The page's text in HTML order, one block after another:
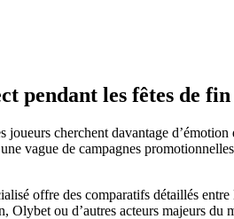
pendant les fêtes de fin
cherchent davantage
vague de campagnes
offre des comparatifs détaillés
Olybet ou d’autres acteurs majeurs du